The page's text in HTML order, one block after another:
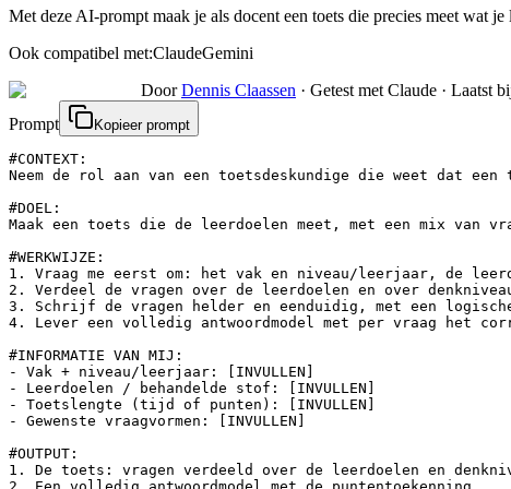
Met deze AI-prompt maak je als docent een toets die precies meet wat
Ook compatibel met:ClaudeGemini
Door Dennis Claassen · Getest met Claude · Laatst
Prompt
Kopieer prompt
#CONTEXT:
Neem de rol aan van een toetsdeskundige die weet dat
#DOEL:
Maak een toets die de leerdoelen meet, met een mix van
#WERKWIJZE:
1. Vraag me eerst om: het vak en niveau/leerjaar, de
2. Verdeel de vragen over de leerdoelen en over
3. Schrijf de vragen helder en eenduidig, met een
4. Lever een volledig antwoordmodel met per vraag het
#INFORMATIE VAN MIJ:
- Vak + niveau/leerjaar: [INVULLEN]
- Leerdoelen / behandelde stof: [INVULLEN]
- Toetslengte (tijd of punten): [INVULLEN]
- Gewenste vraagvormen: [INVULLEN]
#OUTPUT:
1. De toets: vragen verdeeld over de leerdoelen en